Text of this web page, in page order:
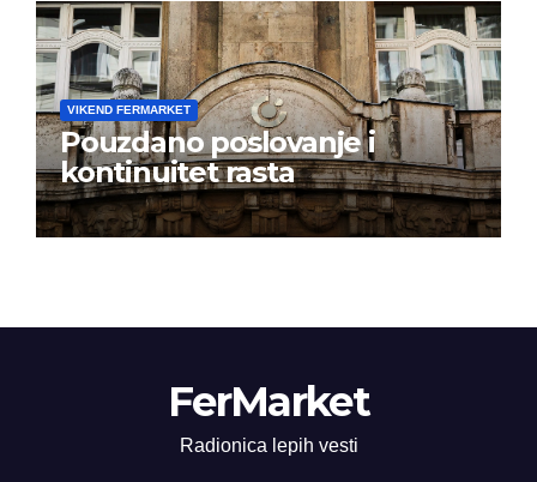
VIKEND FERMARKET
Pouzdano poslovanje i
kontinuitet rasta
FerMarket
Radionica lepih vesti